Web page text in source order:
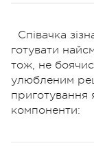
Співачка
готувати
тож, не
улюбленим
приготування
компоненти: